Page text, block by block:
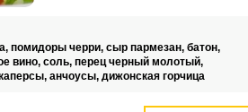
помидоры черри, сыр пармезан, батон,
вино, соль, перец черный молотый,
анчоусы, дижонская горчица
РЕГИСТРАЦИЯ